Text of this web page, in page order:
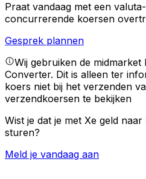
Praat vandaag met een
concurrerende koersen
Gesprek plannen
Wij gebruiken de
Converter. Dit is alleen ter
koers niet bij het verzenden
verzendkoersen te bekijken
Wist je dat je met Xe geld
sturen?
Meld je vandaag aan